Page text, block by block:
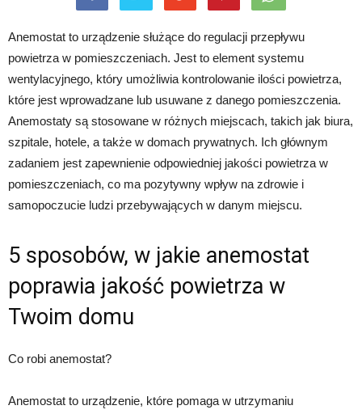
Anemostat to urządzenie służące do regulacji przepływu
powietrza w pomieszczeniach. Jest to element systemu
wentylacyjnego, który umożliwia kontrolowanie ilości powietrza,
które jest wprowadzane lub usuwane z danego pomieszczenia.
Anemostaty są stosowane w różnych miejscach, takich jak biura,
szpitale, hotele, a także w domach prywatnych. Ich głównym
zadaniem jest zapewnienie odpowiedniej jakości powietrza w
pomieszczeniach, co ma pozytywny wpływ na zdrowie i
samopoczucie ludzi przebywających w danym miejscu.
5 sposobów, w jakie anemostat
poprawia jakość powietrza w
Twoim domu
Co robi anemostat?
Anemostat to urządzenie, które pomaga w utrzymaniu